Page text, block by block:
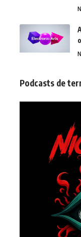
Podcasts de